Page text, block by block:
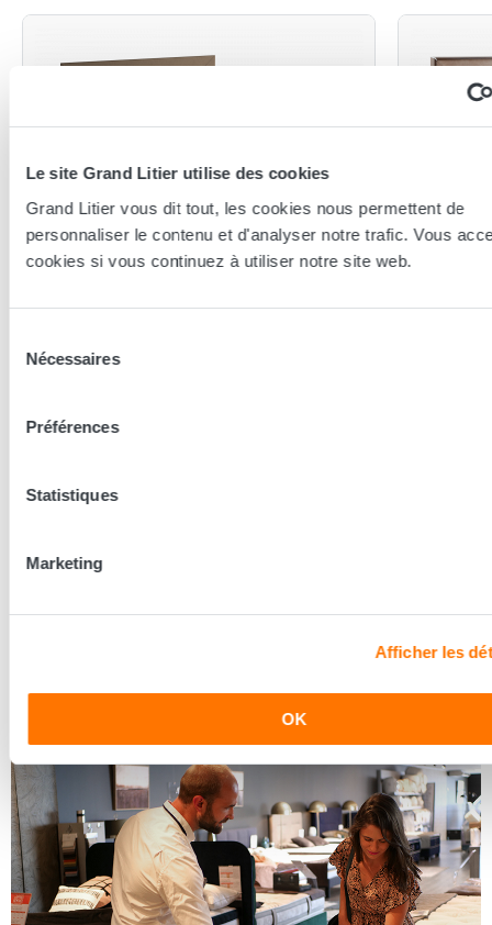
Le site Grand Litier utilise des cookies
Grand Litier vous dit tout, les cookies nous permettent de
personnaliser le contenu et d'analyser notre trafic. Vous
cookies si vous continuez à utiliser notre site web.
Nécessaires
Préférences
Statistiques
Marketing
Afficher les
OK
Andre Renault
140x190 (2 personnes)
1 649,00 €
Andre
mieux découvrir vos besoins et vous conseiller la literie
Découvrir les coulisses